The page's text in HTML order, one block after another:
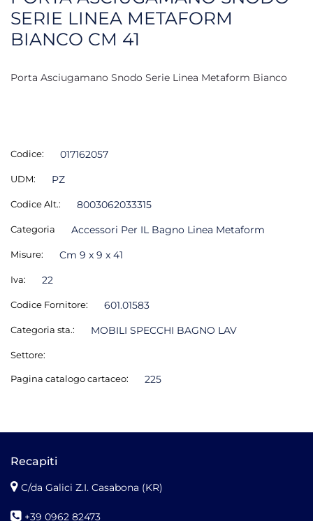
SERIE LINEA METAFORM
BIANCO CM 41
Porta Asciugamano Snodo Serie Linea Metaform Bianco
Codice: 017162057
UDM: PZ
Codice Alt.: 8003062033315
Categoria Accessori Per IL Bagno Linea Metaform
Misure: Cm 9 x 9 x 41
Iva: 22
Codice Fornitore: 601.01583
Categoria sta.: MOBILI SPECCHI BAGNO LAV
Settore:
Pagina catalogo cartaceo: 225
Recapiti
C/da Galici Z.I. Casabona (KR)
+39 0962 82473